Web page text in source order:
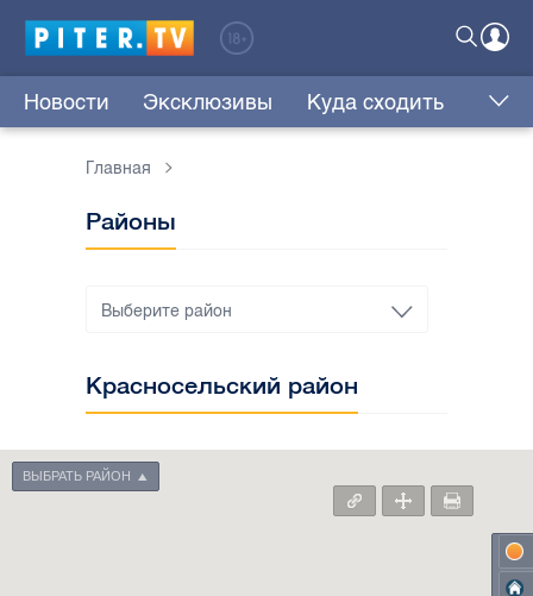
Новости Эксклюзивы Куда сходить
Главная
Районы
Красносельский район
ВЫБРАТЬ РАЙОН